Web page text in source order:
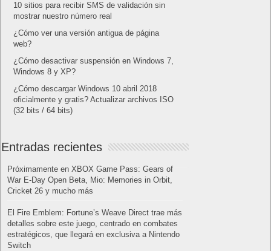
10 sitios para recibir SMS de validación sin
mostrar nuestro número real
¿Cómo ver una versión antigua de página
web?
¿Cómo desactivar suspensión en Windows 7,
Windows 8 y XP?
¿Cómo descargar Windows 10 abril 2018
oficialmente y gratis? Actualizar archivos ISO
(32 bits / 64 bits)
Entradas recientes
Próximamente en XBOX Game Pass: Gears of
War E-Day Open Beta, Mio: Memories in Orbit,
Cricket 26 y mucho más
El Fire Emblem: Fortune’s Weave Direct trae más
detalles sobre este juego, centrado en combates
estratégicos, que llegará en exclusiva a Nintendo
Switch